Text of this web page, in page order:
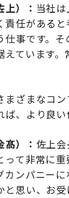
）： 当社
責任がある
仕事です。
えています
まざまなコ
、より良
）： 佐上
って非常に
カンパニー
思い、お受